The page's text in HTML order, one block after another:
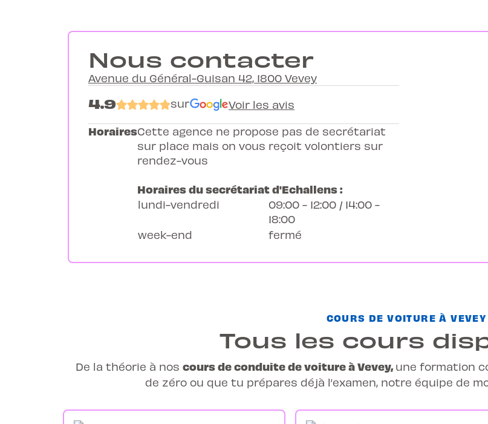
Nous contacter
Avenue du Général-Guisan 42, 1800 Vevey
4.9 sur Voir les avis
HorairesCette agence ne propose pas de secrétariat
sur place mais on vous reçoit volontiers sur
rendez-vous
Horaires du secrétariat d'Echallens :
lundi-vendredi
09:00 - 12:00 / 14:00 -
18:00
week-end
fermé
COURS DE VOITURE À VEVEY
Tous les cours
De la théorie à nos cours de conduite de voiture à Vevey,une formation
de zéro ou que tu prépares déjà l’examen, notre équipe de